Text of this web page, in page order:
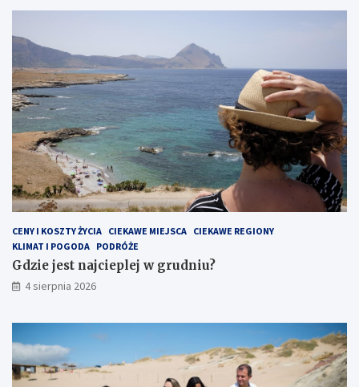
CENY I KOSZTY ŻYCIA CIEKAWE MIEJSCA CIEKAWE REGIONY
KLIMAT I POGODA PODRÓŻE
Gdzie jest najcieplej w grudniu?
4 sierpnia 2026